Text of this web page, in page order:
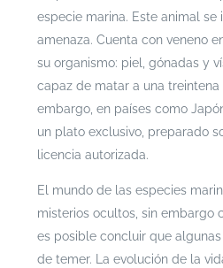
especie marina. Este animal se
amenaza. Cuenta con veneno
su organismo: piel, gónadas y
capaz de matar a una treintena
embargo, en países como
un plato exclusivo, preparado
licencia autorizada.
El mundo de las especies
misterios ocultos, sin embargo
es posible concluir que
de temer. La evolución de la